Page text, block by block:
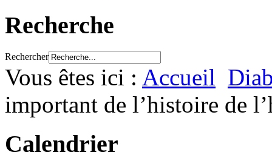
Recherche
Rechercher
Vous êtes ici : Accueil
important de l’histoire de
Calendrier